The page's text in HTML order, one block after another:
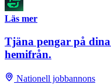
Läs mer
Tjäna pengar på
hemifrån.
Nationell jobbannons